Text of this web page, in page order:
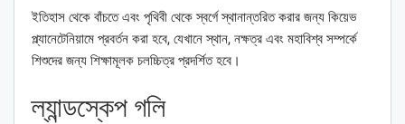
ইতিহাস থেকে বাঁচতে এবং পৃথিবী থেকে স্বর্গে স্থানান্তরিত করার জন্য কিয়েভ
প্ল্যানেটেনিয়ামে প্রবর্তন করা হবে, যেখানে স্থান, নক্ষত্র এবং মহাবিশ্ব সম্পর্কে
শিশুদের জন্য শিক্ষামূলক চলচ্চিত্র প্রদর্শিত হবে।
ল্যান্ডস্কেপ গলি